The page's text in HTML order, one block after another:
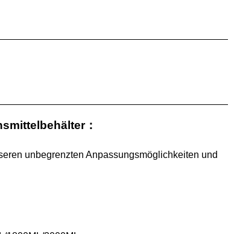
：
unbegrenzten Anpassungsmöglichkeiten und